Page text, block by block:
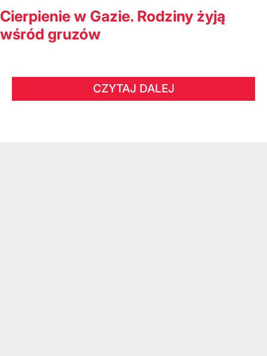
Cierpienie w Gazie. Rodziny żyją
wśród gruzów
CZYTAJ DALEJ